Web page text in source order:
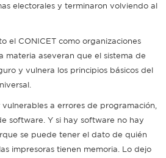
electorales y terminaron volviendo al
el CONICET como organizaciones
materia aseveran que el sistema de
y vulnera los principios básicos del
vulnerables a errores de programación,
software. Y si hay software no hay
se puede tener el dato de quién
impresoras tienen memoria. Lo dejo